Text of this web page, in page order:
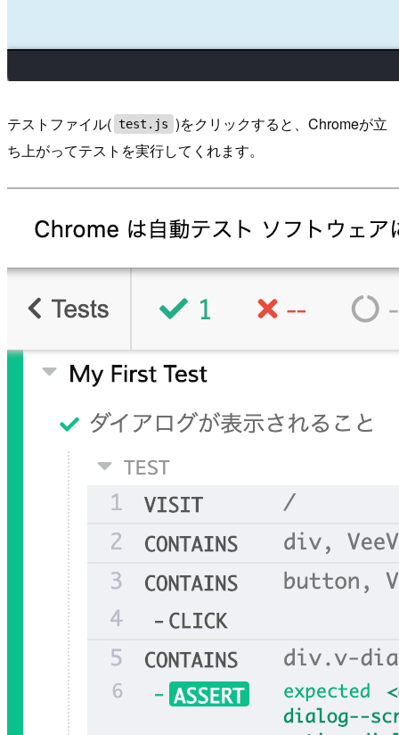
テストファイル( test.js )をクリックすると、Chromeが立
ち上がってテストを実行してくれます。